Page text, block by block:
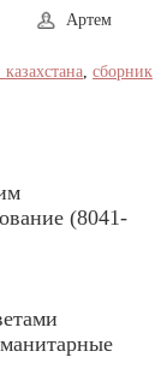
Артем
, сборник
(8041-